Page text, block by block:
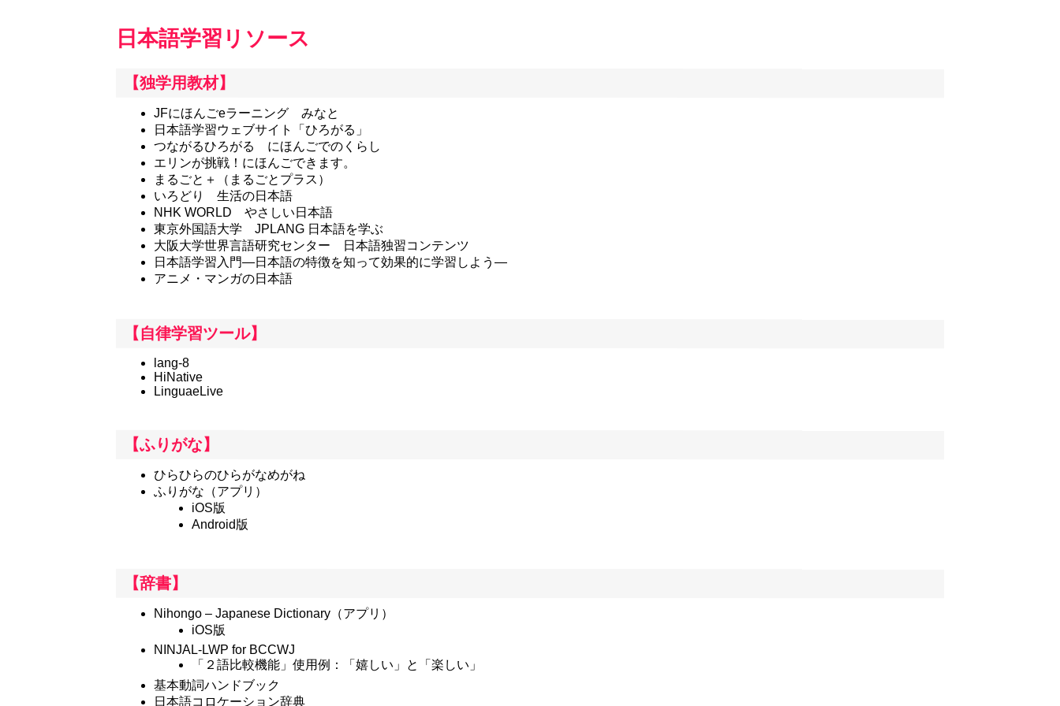
日本語学習リソース
【独学用教材】
JFにほんごeラーニング みなと
日本語学習ウェブサイト「ひろがる」
つながるひろがる にほんごでのくらし
エリンが挑戦！にほんごできます。
まるごと＋（まるごとプラス）
いろどり 生活の日本語
NHK WORLD やさしい日本語
東京外国語大学 JPLANG 日本語を学ぶ
大阪大学世界言語研究センター 日本語独習コンテンツ
日本語学習入門―日本語の特徴を知って効果的に学習しよう―
アニメ・マンガの日本語
【自律学習ツール】
lang-8
HiNative
LinguaeLive
【ふりがな】
ひらひらのひらがなめがね
ふりがな（アプリ）
iOS版
Android版
【辞書】
Nihongo – Japanese Dictionary（アプリ）
iOS版
NINJAL-LWP for BCCWJ
「２語比較機能」使用例：「嬉しい」と「楽しい」
基本動詞ハンドブック
日本語コロケーション辞典